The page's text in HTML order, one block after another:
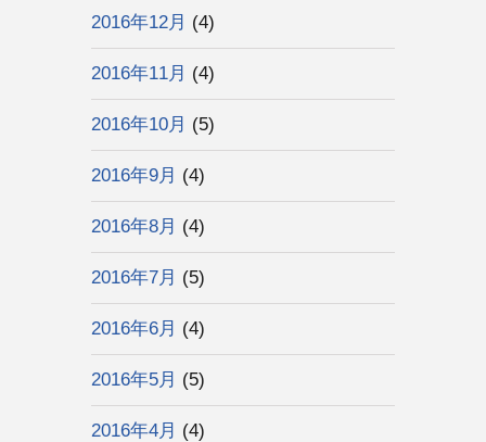
2016年12月 (4)
2016年11月 (4)
2016年10月 (5)
2016年9月 (4)
2016年8月 (4)
2016年7月 (5)
2016年6月 (4)
2016年5月 (5)
2016年4月 (4)